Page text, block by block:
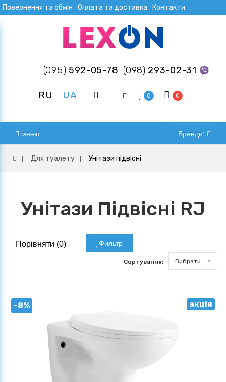
Повернення та обмін Оплата та доставка Контакти
(095) 592-05-78 (098) 293-02-31
RU UA 0 0
меню Бренди:
Для туалету Унітази підвісні
Унітази Підвісні RJ
Порівняти (0) Фильтр
Сортування: Вибрати
-8% акція